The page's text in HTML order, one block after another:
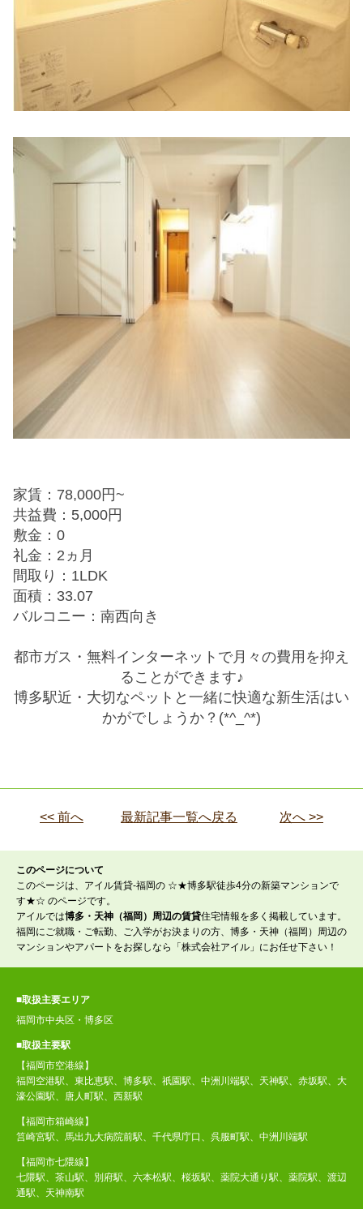
家賃：78,000円~
共益費：5,000円
敷金：0
礼金：2ヵ月
間取り：1LDK
面積：33.07
バルコニー：南西向き
都市ガス・無料インターネットで月々の費用を抑え
ることができます♪
博多駅近・大切なペットと一緒に快適な新生活はい
かがでしょうか？(*^_^*)
<< 前へ 最新記事一覧へ戻る 次へ >>
このページについて
このページは、アイル賃貸-福岡の ☆★博多駅徒歩4分の新築マンションで
す★☆ のページです。
アイルでは博多・天神（福岡）周辺の賃貸住宅情報を多く掲載しています。
福岡にご就職・ご転勤、ご入学がお決まりの方、博多・天神（福岡）周辺の
マンションやアパートをお探しなら「株式会社アイル」にお任せ下さい！
■取扱主要エリア
福岡市中央区・博多区
■取扱主要駅
【福岡市空港線】
福岡空港駅、東比恵駅、博多駅、祇園駅、中洲川端駅、天神駅、赤坂駅、大
濠公園駅、唐人町駅、西新駅
【福岡市箱崎線】
筥崎宮駅、馬出九大病院前駅、千代県庁口、呉服町駅、中洲川端駅
【福岡市七隈線】
七隈駅、茶山駅、別府駅、六本松駅、桜坂駅、薬院大通り駅、薬院駅、渡辺
通駅、天神南駅